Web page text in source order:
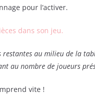
pour l’activer.
dans son jeu.
au milieu de la
au nombre de joueurs
vite !